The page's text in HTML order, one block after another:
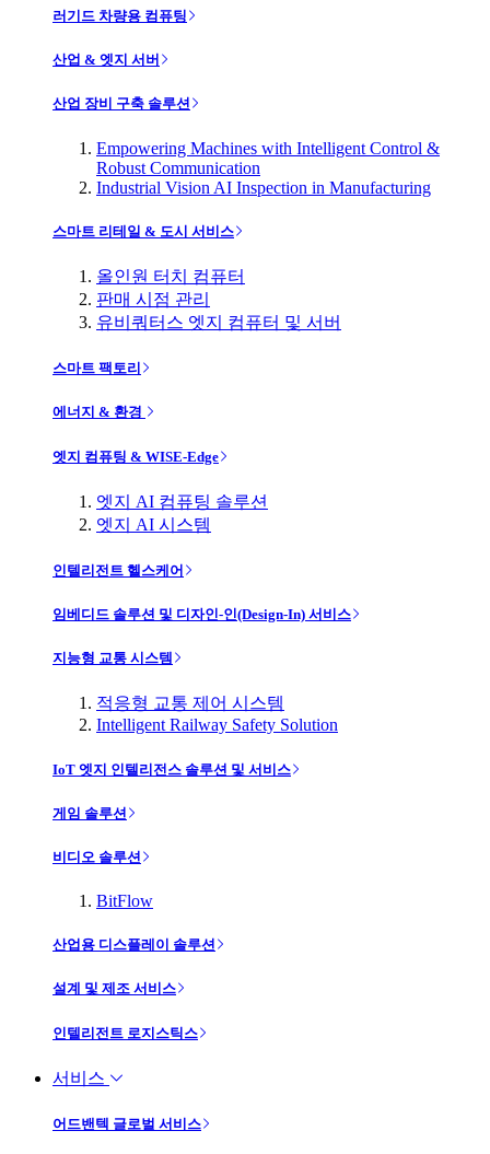
러기드 차량용 컴퓨팅
산업 & 엣지 서버
산업 장비 구축 솔루션
Empowering Machines with Intelligent Control &
Robust Communication
Industrial Vision AI Inspection in Manufacturing
스마트 리테일 & 도시 서비스
올인원 터치 컴퓨터
판매 시점 관리
유비쿼터스 엣지 컴퓨터 및 서버
스마트 팩토리
에너지 & 환경
엣지 컴퓨팅 & WISE-Edge
엣지 AI 컴퓨팅 솔루션
엣지 AI 시스템
인텔리전트 헬스케어
임베디드 솔루션 및 디자인-인(Design-In) 서비스
지능형 교통 시스템
적응형 교통 제어 시스템
Intelligent Railway Safety Solution
IoT 엣지 인텔리전스 솔루션 및 서비스
게임 솔루션
비디오 솔루션
BitFlow
산업용 디스플레이 솔루션
설계 및 제조 서비스
인텔리전트 로지스틱스
서비스
어드밴텍 글로벌 서비스